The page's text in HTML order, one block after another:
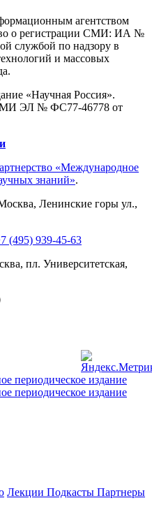
агентством
о регистрации СМИ: ИА №
службой по надзору в
и массовых
«Научная Россия».
СМИ ЭЛ № ФС77-46778 от
«Международное
знаний».
, Ленинские горы ул.,
(495) 939-45-63
, пл. Университетская,
Лекции Подкасты Партнеры